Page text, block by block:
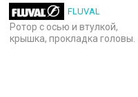
FLUVAL
Ротор с осью и втулкой,
крышка, прокладка головы.